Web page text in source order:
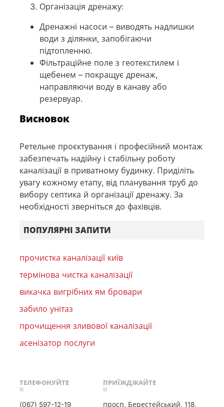
Організація дренажу:
Дренажні насоси – виводять надлишки
води з ділянки, запобігаючи
підтопленню.
Фільтраційне поле з геотекстилем і
щебенем – покращує дренаж,
направляючи воду в канаву або
резервуар.
Висновок
Ретельне проєктування і професійний монтаж
забезпечать надійну і стабільну роботу
каналізації в приватному будинку. Приділіть
увагу кожному етапу, від планування труб до
вибору септика й організації дренажу. За
необхідності зверніться до фахівців.
ПОПУЛЯРНІ ЗАПИТИ
прочистка каналізації київ
термінова чистка каналізації
викачка вигрібних ям бровари
забило унітаз
прочищення зливової каналізації
асенізатор послуги
ТЕЛЕФОНУЙТЕ
(067) 597-12-19
ПРИЇЖДЖАЙТЕ
просп. Берестейський, 118,